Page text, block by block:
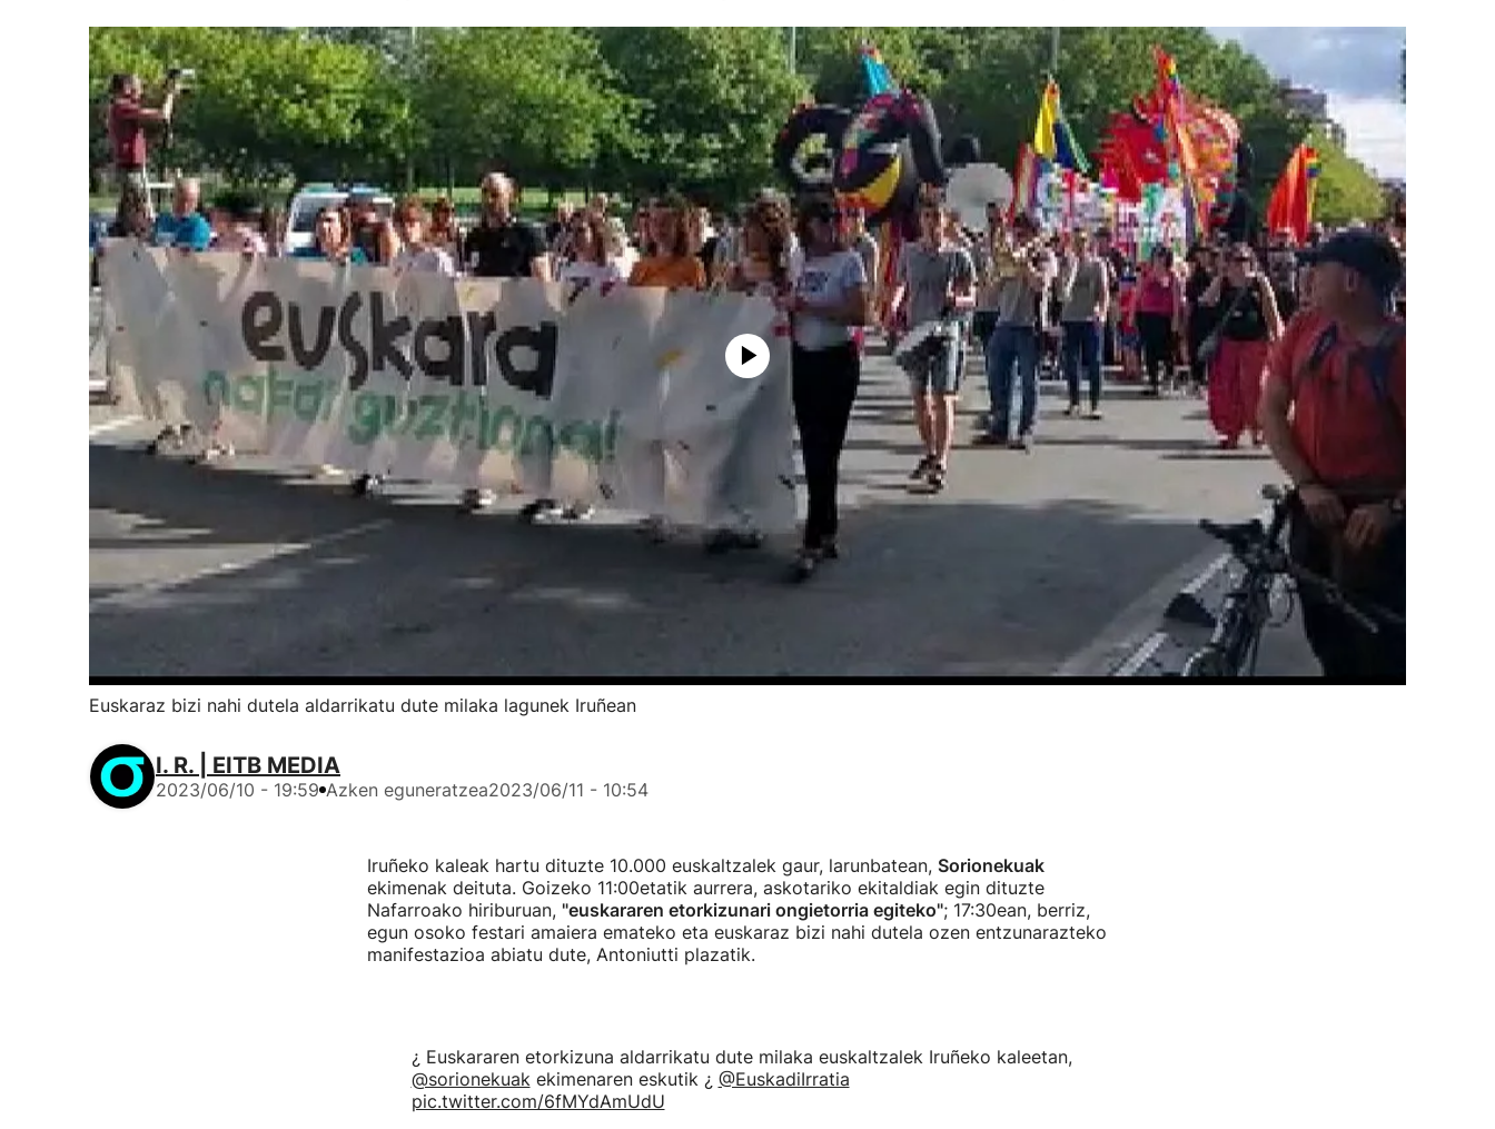
Euskaraz bizi nahi dutela aldarrikatu dute milaka lagunek Iruñean
I. R. | EITB MEDIA
2023/06/10 - 19:59 Azken eguneratzea2023/06/11 - 10:54
Iruñeko kaleak hartu dituzte 10.000 euskaltzalek gaur, larunbatean, Sorionekuak
ekimenak deituta. Goizeko 11:00etatik aurrera, askotariko ekitaldiak egin dituzte
Nafarroako hiriburuan, "euskararen etorkizunari ongietorria egiteko"; 17:30ean, berriz,
egun osoko festari amaiera emateko eta euskaraz bizi nahi dutela ozen entzunarazteko
manifestazioa abiatu dute, Antoniutti plazatik.
¿ Euskararen etorkizuna aldarrikatu dute milaka euskaltzalek Iruñeko kaleetan,
@sorionekuakekimenaren eskutik ¿ @EuskadiIrratia
pic.twitter.com/6fMYdAmUdU